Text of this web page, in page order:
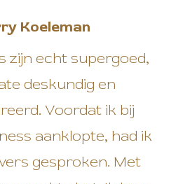
Koeleman
zijn echt supergoed,
deskundig en
Voordat ik bij
aanklopte, had ik
gesproken. Met